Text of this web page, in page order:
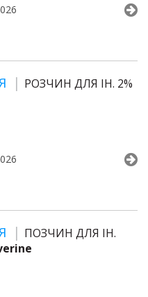
РОЗЧИН ДЛЯ ІН. 2%
ПОЗЧИН ДЛЯ ІН.